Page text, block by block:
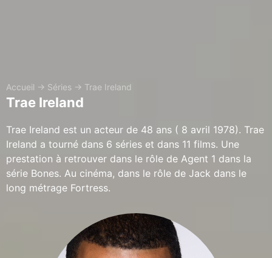
Accueil → Séries → Trae Ireland
Trae Ireland
Trae Ireland est un acteur de 48 ans ( 8 avril 1978). Trae
Ireland a tourné dans 6 séries et dans 11 films. Une
prestation à retrouver dans le rôle de Agent 1 dans la
série Bones. Au cinéma, dans le rôle de Jack dans le
long métrage Fortress.